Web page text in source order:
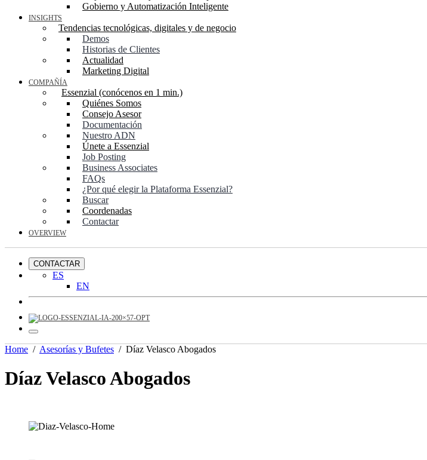
Gobierno y Automatización Inteligente
INSIGHTS
Tendencias tecnológicas, digitales y de negocio
Demos
Historias de Clientes
Actualidad
Marketing Digital
COMPAÑÍA
Essenzial (conócenos en 1 min.)
Quiénes Somos
Consejo Asesor
Documentación
Nuestro ADN
Únete a Essenzial
Job Posting
Business Associates
FAQs
¿Por qué elegir la Plataforma Essenzial?
Buscar
Coordenadas
Contactar
OVERVIEW
CONTACTAR
ES
EN
Home / Asesorías y Bufetes / Díaz Velasco Abogados
Díaz Velasco Abogados